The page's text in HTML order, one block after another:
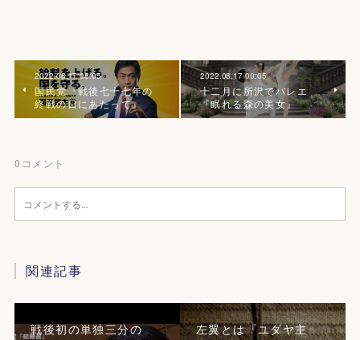
2022.08.17 08:05
国民党『戦後七十七年の
終戦の日にあたって』
2022.08.17 00:05
十二月に所沢でバレエ
『眠れる森の美女』
0 コメント
関連記事
戦後初の単独三分の
左翼とは『ユダヤ主